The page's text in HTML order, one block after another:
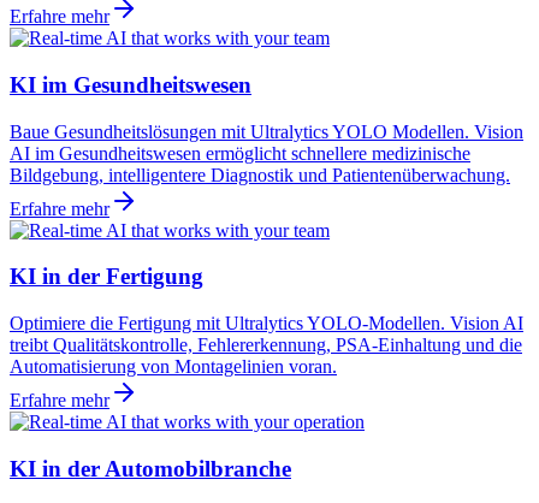
Erfahre mehr
KI im Gesundheitswesen
Baue Gesundheitslösungen mit Ultralytics YOLO Modellen. Vision
AI im Gesundheitswesen ermöglicht schnellere medizinische
Bildgebung, intelligentere Diagnostik und Patientenüberwachung.
Erfahre mehr
KI in der Fertigung
Optimiere die Fertigung mit Ultralytics YOLO-Modellen. Vision AI
treibt Qualitätskontrolle, Fehlererkennung, PSA-Einhaltung und die
Automatisierung von Montagelinien voran.
Erfahre mehr
KI in der Automobilbranche